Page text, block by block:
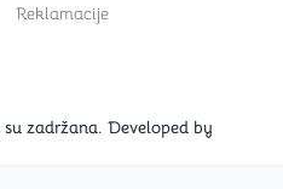
zadržana. Developed by
Reklamacije